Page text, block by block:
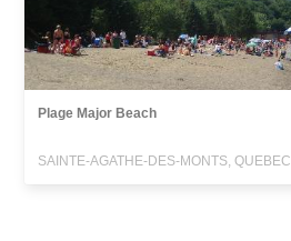
Plage Major Beach
SAINTE-AGATHE-DES-MONTS, QUEBEC